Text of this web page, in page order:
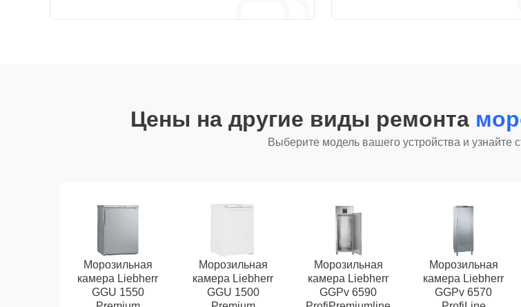
Цены на другие виды ремонта
Выберите модель вашего устройства и узнайте
Морозильная
камера Liebherr
GGU 1550
Морозильная
камера Liebherr
GGU 1500
Морозильная
камера Liebherr
GGPv 6590
Морозильная
камера Liebherr
GGPv 6570